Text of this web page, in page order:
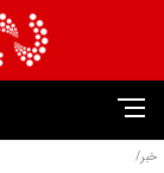
خبر/